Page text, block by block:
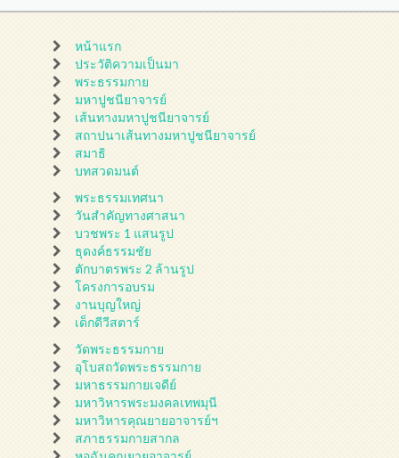
หน้าแรก
ประวัติความเป็นมา
พระธรรมกาย
มหาปูชนียาจารย์
เส้นทางมหาปูชนียาจารย์
สถาปนาเส้นทางมหาปูชนียาจารย์
สมาธิ
บทสวดมนต์
พระธรรมเทศนา
วันสำคัญทางศาสนา
บวชพระ 1 แสนรูป
ธุดงค์ธรรมชัย
ตักบาตรพระ 2 ล้านรูป
โครงการอบรม
งานบุญใหญ่
เด็กดีวีสตาร์
วัดพระธรรมกาย
อุโบสถวัดพระธรรมกาย
มหาธรรมกายเจดีย์
มหาวิหารพระมงคลเทพมุนี
มหาวิหารคุณยายอาจารย์ฯ
สภาธรรมกายสากล